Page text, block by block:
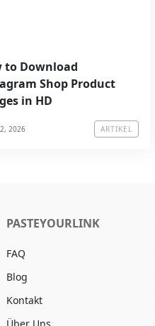
2026 ARTIKEL
to Download
Shop Product
in HD
PASTEYOURLINK
FAQ
Blog
Kontakt